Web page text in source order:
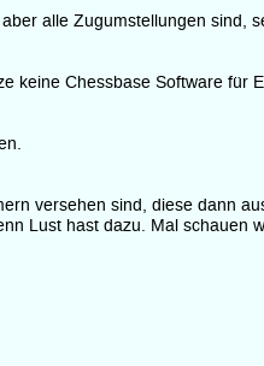
alle Zugumstellungen sind,
keine Chessbase Software für
versehen sind, diese dann
Lust hast dazu. Mal schauen